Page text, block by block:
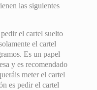
las siguientes
el cartel suelto
el cartel
Es un papel
y es recomendado
meter el cartel
es pedir el cartel